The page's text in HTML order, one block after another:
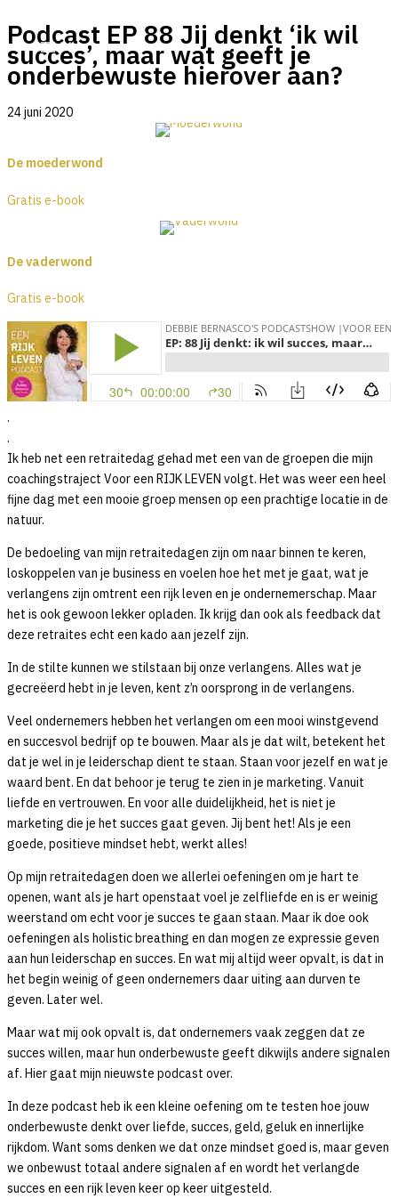
naar
de
inhoud
Podcast EP 88 Jij denkt ‘ik wil
succes’, maar wat geeft je
onderbewuste hierover aan?
24 juni 2020
De moederwond
Gratis e-book
De vaderwond
Gratis e-book
.
.
Ik heb net een retraitedag gehad met een van de groepen die mijn
coachingstraject Voor een RIJK LEVEN volgt. Het was weer een heel
fijne dag met een mooie groep mensen op een prachtige locatie in de
natuur.
De bedoeling van mijn retraitedagen zijn om naar binnen te keren,
loskoppelen van je business en voelen hoe het met je gaat, wat je
verlangens zijn omtrent een rijk leven en je ondernemerschap. Maar
het is ook gewoon lekker opladen. Ik krijg dan ook als feedback dat
deze retraites echt een kado aan jezelf zijn.
In de stilte kunnen we stilstaan bij onze verlangens. Alles wat je
gecreëerd hebt in je leven, kent z’n oorsprong in de verlangens.
Veel ondernemers hebben het verlangen om een mooi winstgevend
en succesvol bedrijf op te bouwen. Maar als je dat wilt, betekent het
dat je wel in je leiderschap dient te staan. Staan voor jezelf en wat je
waard bent. En dat behoor je terug te zien in je marketing. Vanuit
liefde en vertrouwen. En voor alle duidelijkheid, het is niet je
marketing die je het succes gaat geven. Jij bent het! Als je een
goede, positieve mindset hebt, werkt alles!
Op mijn retraitedagen doen we allerlei oefeningen om je hart te
openen, want als je hart openstaat voel je zelfliefde en is er weinig
weerstand om echt voor je succes te gaan staan. Maar ik doe ook
oefeningen als holistic breathing en dan mogen ze expressie geven
aan hun leiderschap en succes. En wat mij altijd weer opvalt, is dat in
het begin weinig of geen ondernemers daar uiting aan durven te
geven. Later wel.
Maar wat mij ook opvalt is, dat ondernemers vaak zeggen dat ze
succes willen, maar hun onderbewuste geeft dikwijls andere signalen
af. Hier gaat mijn nieuwste podcast over.
In deze podcast heb ik een kleine oefening om te testen hoe jouw
onderbewuste denkt over liefde, succes, geld, geluk en innerlijke
rijkdom. Want soms denken we dat onze mindset goed is, maar geven
we onbewust totaal andere signalen af en wordt het verlangde
succes en een rijk leven keer op keer uitgesteld.